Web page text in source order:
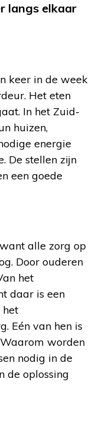
langs elkaar
keer in de week
Het eten
In het Zuid-
huizen,
energie
De stellen zijn
een goede
alle zorg op
Door ouderen
het
daar is een
het
Eén van hen is
worden
nodig in de
de oplossing